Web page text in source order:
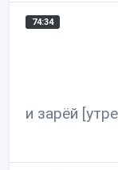
74:34
и зарёй